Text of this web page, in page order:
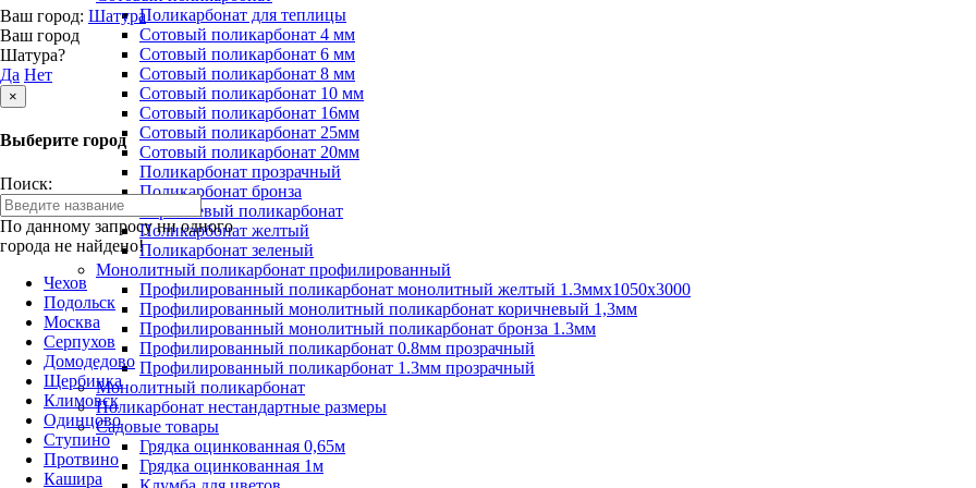
Ваш город: Шатура
Ваш город
Шатура?
Да Нет
×
Выберите город
Поиск:
По данному запросу ни одного
города не найдено!
Чехов
Подольск
Москва
Серпухов
Домодедово
Щербинка
Климовск
Одинцово
Ступино
Протвино
Кашира
Поликарбонат для теплицы
Сотовый поликарбонат 4 мм
Сотовый поликарбонат 6 мм
Сотовый поликарбонат 8 мм
Сотовый поликарбонат 10 мм
Сотовый поликарбонат 16мм
Сотовый поликарбонат 25мм
Сотовый поликарбонат 20мм
Поликарбонат прозрачный
Поликарбонат бронза
Коричневый поликарбонат
Поликарбонат желтый
Поликарбонат зеленый
Монолитный поликарбонат профилированный
Профилированный поликарбонат монолитный желтый 1.3ммх1050х3000
Профилированный монолитный поликарбонат коричневый 1,3мм
Профилированный монолитный поликарбонат бронза 1.3мм
Профилированный поликарбонат 0.8мм прозрачный
Профилированный поликарбонат 1.3мм прозрачный
Монолитный поликарбонат
Поликарбонат нестандартные размеры
Садовые товары
Грядка оцинкованная 0,65м
Грядка оцинкованная 1м